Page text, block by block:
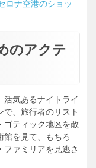
ロナ空港のショッ
のアクテ
活気あるナイトライ
、旅行者のリスト
ゴティック地区を散
館を見て、もちろ
ファミリアを見逃さ